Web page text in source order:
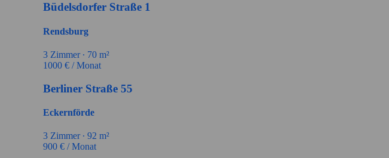
Büdelsdorfer Straße 1
Rendsburg
3 Zimmer ∙ 70 m²
1000 € / Monat
Berliner Straße 55
Eckernförde
3 Zimmer ∙ 92 m²
900 € / Monat